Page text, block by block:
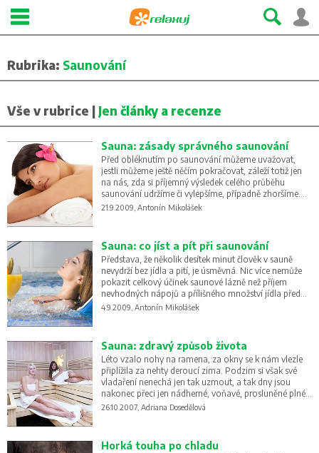
Rubrika: Saunování
Vše v rubrice | Jen články a recenze
Sauna: zásady správného saunování
Před obléknutím po saunování můžeme uvažovat,
jestli můžeme ještě něčím pokračovat, záleží totiž jen
na nás, zda si příjemný výsledek celého průběhu
saunování udržíme či vylepšíme, případně zhoršíme.
Co tedy můžeme? Ledaco, ale vždy podle chuti a
21.9.2009, Antonín Mikolášek
Sauna: co jíst a pít při saunování
Představa, že několik desítek minut člověk v sauně
nevydrží bez jídla a pití, je úsměvná. Nic více nemůže
pokazit celkový účinek saunové lázně než příjem
nevhodných nápojů a přílišného množství jídla před
saunováním, během něho, i v jeho závěru.
4.9.2009, Antonín Mikolášek
Sauna: zdravý způsob života
Léto vzalo nohy na ramena, za okny se k nám vlezle
připlížila za nehty deroucí zima. Podzim si však své
vladaření nenechá jen tak uzmout, a tak dny jsou
nakonec přeci jen nádherné, voňavé, prosluněné plné
barev, bohaté na dary země, kterých bychom si měli
se až s prvními kytičkami.
26.10.2007, Adriana Dosedělová
Horká touha po chladu